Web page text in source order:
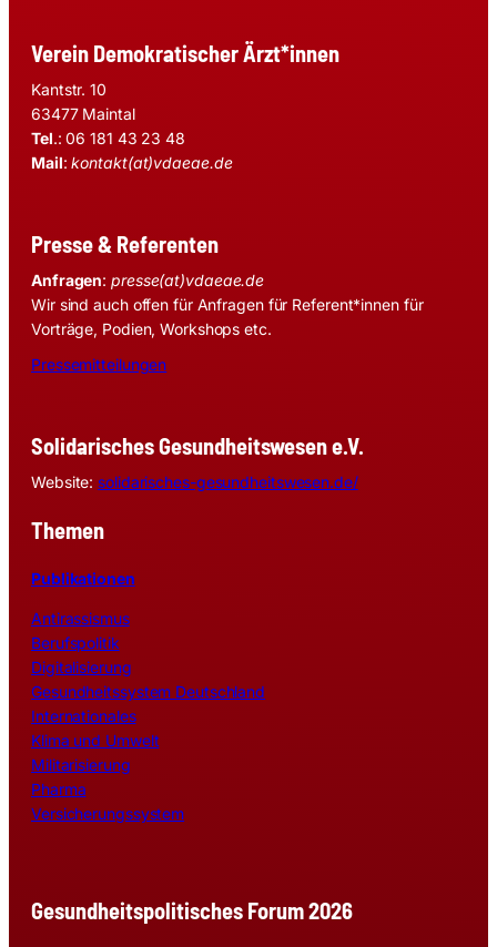
Verein Demokratischer Ärzt*innen
Kantstr. 10
63477 Maintal
Tel.: 06 181 43 23 48
Mail:kontakt(at)vdaeae.de
Presse & Referenten
Anfragen:presse(at)vdaeae.de
Wir sind auch offen für Anfragen für Referent*innen für
Vorträge, Podien, Workshops etc.
Pressemitteilungen
Solidarisches Gesundheitswesen e.V.
Website: solidarisches-gesundheitswesen.de/
Themen
Publikationen
Antirassismus
Berufspolitik
Digitalisierung
Gesundheitssystem Deutschland
Internationales
Klima und Umwelt
Militarisierung
Pharma
Versicherungssystem
Gesundheitspolitisches Forum 2026